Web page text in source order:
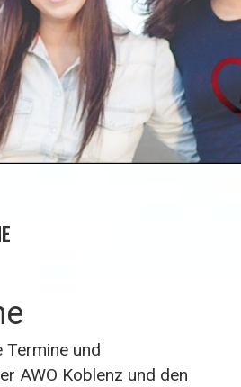
Termine und
AWO Koblenz und den